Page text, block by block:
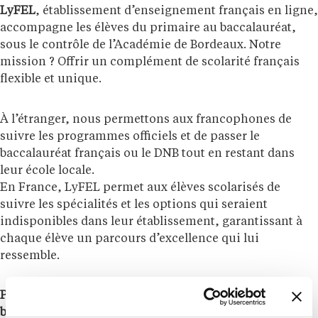
LyFEL, établissement d’enseignement français en ligne,
accompagne les élèves du primaire au baccalauréat,
sous le contrôle de l’Académie de Bordeaux. Notre
mission ? Offrir un complément de scolarité français
flexible et unique.
À l’étranger, nous permettons aux francophones de
suivre les programmes officiels et de passer le
baccalauréat français ou le DNB tout en restant dans
leur école locale.
En France, LyFEL permet aux élèves scolarisés de
suivre les spécialités et les options qui seraient
indisponibles dans leur établissement, garantissant à
chaque élève un parcours d’excellence qui lui
ressemble.
Pour les Français de l’étranger; un apprentissage
bienveillant, innovant et intelligent.